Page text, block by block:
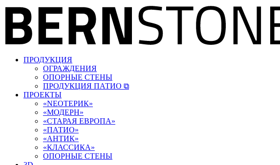
ПРОДУКЦИЯ
ОГРАЖДЕНИЯ
ОПОРНЫЕ СТЕНЫ
ПРОДУКЦИЯ ПАТИО ⧉
ПРОЕКТЫ
«‎NEOТЕРИК»
«‎МОДЕРН»
«СТАРАЯ ЕВРОПА»
«ПАТИО»
«АНТИК»
«КЛАССИКА»
ОПОРНЫЕ СТЕНЫ